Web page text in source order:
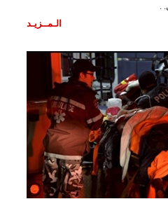
.
الـمــزيـد